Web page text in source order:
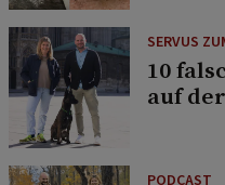
SERVUS
10
auf
PODCAST